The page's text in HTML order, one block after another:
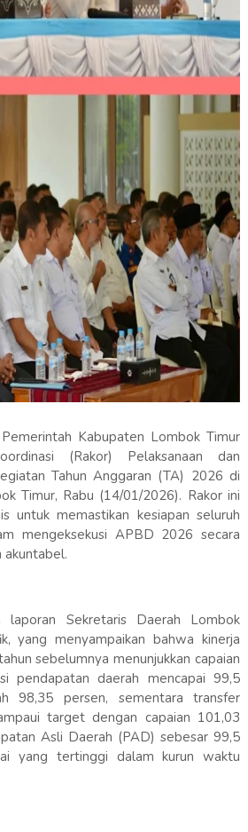
Kabupaten Lombok Timur
(Rakor) Pelaksanaan dan
Tahun Anggaran (TA) 2026 di
Timur, Rabu (14/01/2026). Rakor ini
untuk memastikan kesiapan seluruh
mengeksekusi APBD 2026 secara
laporan Sekretaris Daerah Lombok
yang menyampaikan bahwa kinerja
sebelumnya menunjukkan capaian
pendapatan daerah mencapai 99,5
98,35 persen, sementara transfer
target dengan capaian 101,03
Asli Daerah (PAD) sebesar 99,5
yang tertinggi dalam kurun waktu